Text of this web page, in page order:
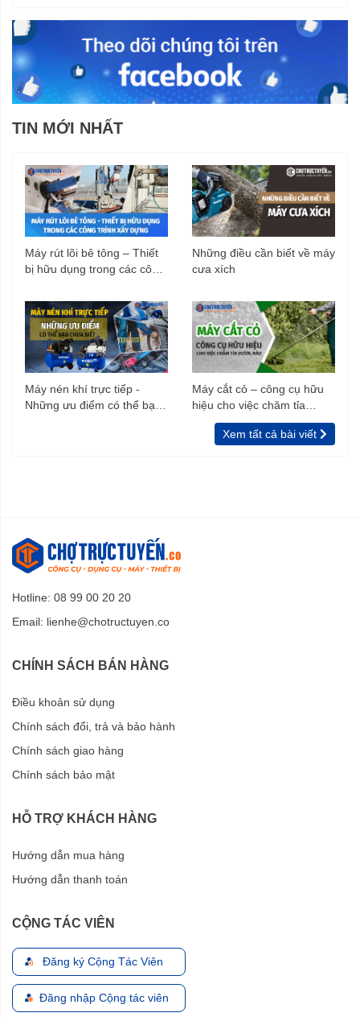
TIN MỚI NHẤT
Máy rút lõi bê tông – Thiết
bị hữu dụng trong các công
Những điều cần biết về máy
cưa xích
Máy nén khí trực tiếp -
Những ưu điểm có thể bạn
Máy cắt cỏ – công cụ hữu
hiệu cho việc chăm tỉa
vườn, rào
Xem tất cả bài viết
Hotline: 08 99 00 20 20
Email: lienhe@chotructuyen.co
CHÍNH SÁCH BÁN HÀNG
Điều khoản sử dụng
Chính sách đổi, trả và bảo hành
Chính sách giao hàng
Chính sách bảo mật
HỖ TRỢ KHÁCH HÀNG
Hướng dẫn mua hàng
Hướng dẫn thanh toán
CỘNG TÁC VIÊN
Đăng ký Cộng Tác Viên
Đăng nhập Cộng tác viên